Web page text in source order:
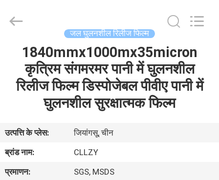
उत्पाद
बारे
में
Materials
जल घुलनशील रिलीज फिल्म
1840mmx1000mx35micron
कृत्रिम संगमरमर पानी में घुलनशील
रिलीज फिल्म डिस्पोजेबल पीवीए पानी में
घुलनशील सुरक्षात्मक फिल्म
उत्पत्ति के प्लेस:
जियांगसू, चीन
ब्रांड नाम:
CLLZY
प्रमाणन:
SGS, MSDS